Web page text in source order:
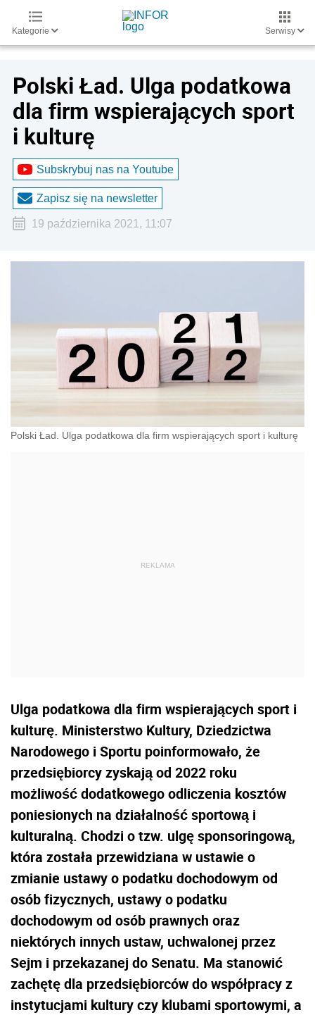
Kategorie Serwisy
Polski Ład. Ulga podatkowa
dla firm wspierających sport
i kulturę
Subskrybuj nas na Youtube
Zapisz się na newsletter
19 października 2021, 11:07
Polski Ład. Ulga podatkowa dla firm wspierających sport i kulturę
Ulga podatkowa dla firm wspierających sport i
kulturę. Ministerstwo Kultury, Dziedzictwa
Narodowego i Sportu poinformowało, że
przedsiębiorcy zyskają od 2022 roku
możliwość dodatkowego odliczenia kosztów
poniesionych na działalność sportową i
kulturalną. Chodzi o tzw. ulgę sponsoringową,
która została przewidziana w ustawie o
zmianie ustawy o podatku dochodowym od
osób fizycznych, ustawy o podatku
dochodowym od osób prawnych oraz
niektórych innych ustaw, uchwalonej przez
Sejm i przekazanej do Senatu. Ma stanowić
zachętę dla przedsiębiorców do współpracy z
instytucjami kultury czy klubami sportowymi, a